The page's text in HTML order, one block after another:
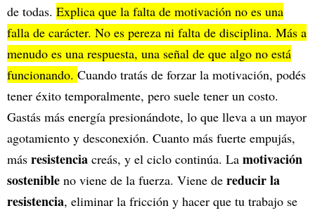
de todas. Explica que la falta de motivación no es una
falla de carácter. No es pereza ni falta de disciplina. Más a
menudo es una respuesta, una señal de que algo no está
funcionando. Cuando tratás de forzar la motivación, podés
tener éxito temporalmente, pero suele tener un costo.
Gastás más energía presionándote, lo que lleva a un mayor
agotamiento y desconexión. Cuanto más fuerte empujás,
más resistencia creás, y el ciclo continúa. La motivación
sostenible no viene de la fuerza. Viene de reducir la
resistencia, eliminar la fricción y hacer que tu trabajo se